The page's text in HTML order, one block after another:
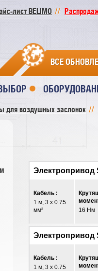
лист BELIMO
ВСЕ
для воздушных заслонок
Электропривод
Кабель :
1 м, 3 x 0.75
мм²
16 Нм
Электропривод
Кабель :
1 м, 3 x 0.75